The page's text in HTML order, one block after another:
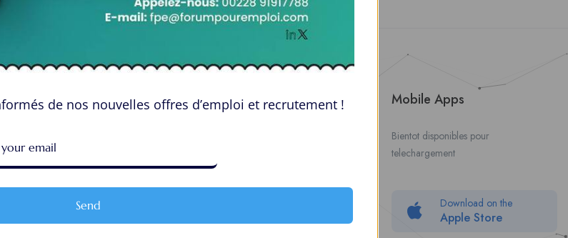
Espace Employeurs
soumettre une offre d’emploi
Offres d’Emploi
About Us
Politique de confidentialité
Mobile Apps
Bientot disponibles pour
telechargement
Download on the
Apple Store
de nos nouvelles offres d’emploi et recrutement !
Send